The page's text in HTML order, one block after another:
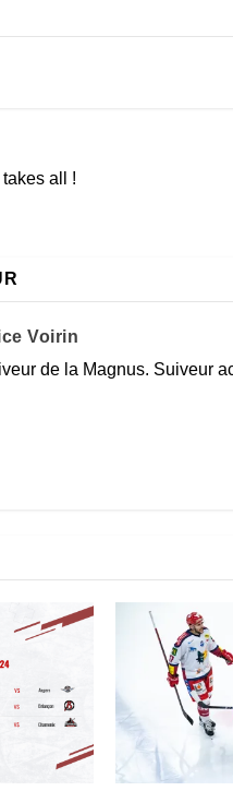
all !
Voirin
de la Magnus. Suiveur